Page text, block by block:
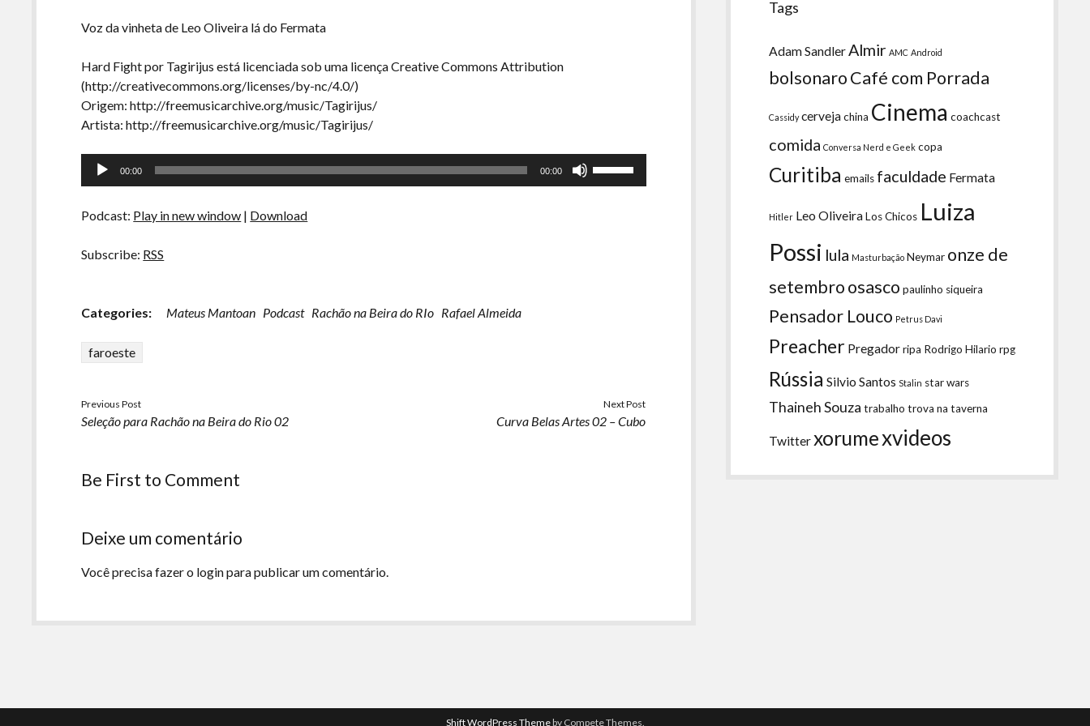
Voz da vinheta de Leo Oliveira lá do Fermata
Hard Fight por Tagirijus está licenciada sob uma licença Creative Commons Attribution
(http://creativecommons.org/licenses/by-nc/4.0/)
Origem: http://freemusicarchive.org/music/Tagirijus/
Artista: http://freemusicarchive.org/music/Tagirijus/
Tocador
00:00 00:00
volume.
Podcast: Play in new window | Download
Subscribe: RSS
Categories: Mateus Mantoan Podcast Rachão na Beira do RIo Rafael Almeida
faroeste
Previous Post
Seleção para Rachão na Beira do Rio 02
Next Post
Curva Belas Artes 02 – Cubo
Be First to Comment
Deixe um comentário
Você precisa fazer o loginpara publicar um comentário.
Tags
Adam Sandler Almir AMC Android
bolsonaroCafé com Porrada
Cassidy cervejachina Cinema coachcast
comida Conversa Nerd e Geek copa
Curitiba emails faculdade Fermata
Hitler Leo OliveiraLos Chicos Luiza
Possi lula Masturbação Neymar onze de
setembroosasco paulinho siqueira
Pensador Louco Petrus Davi
Preacher Pregadorripa Rodrigo Hilario rpg
Rússia Silvio Santos Stalin star wars
Thaineh Souza trabalho trova na taverna
Twitterxorumexvideos
Shift WordPress Themeby Compete Themes.